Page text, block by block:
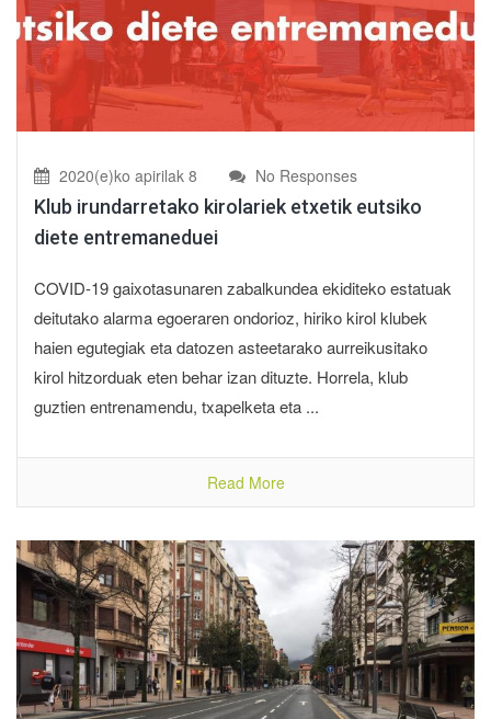
2020(e)ko apirilak 8 No Responses
Klub irundarretako kirolariek etxetik eutsiko
diete entremaneduei
COVID-19 gaixotasunaren zabalkundea ekiditeko estatuak
deitutako alarma egoeraren ondorioz, hiriko kirol klubek
haien egutegiak eta datozen asteetarako aurreikusitako
kirol hitzorduak eten behar izan dituzte. Horrela, klub
guztien entrenamendu, txapelketa eta ...
Read More